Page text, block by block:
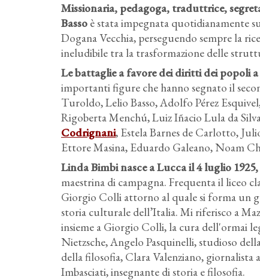
Missionaria, pedagoga, traduttrice,
Basso è stata impegnata quotidianamente
Dogana Vecchia, perseguendo sempre la
ineludibile tra la trasformazione delle
Le battaglie a favore dei diritti dei popoli
importanti figure che hanno segnato il
Turoldo, Lelio Basso, Adolfo Pérez
Rigoberta Menchú, Luiz Iñacio Lula da
Codrignani, Estela Barnes de Carlotto,
Ettore Masina, Eduardo Galeano, Noam
Linda Bimbi nasce a Lucca il 4 luglio 1925
maestrina di campagna. Frequenta il liceo
Giorgio Colli attorno al quale si forma un
storia culturale dell’Italia. Mi riferisco a
insieme a Giorgio Colli, la cura dell'ormai
Nietzsche, Angelo Pasquinelli, studioso
della filosofia, Clara Valenziano,
Imbasciati, insegnante di storia e filosofia.